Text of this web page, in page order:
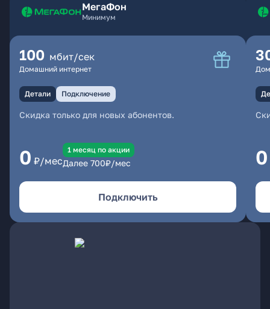
МегаФон
Минимум
100 мбит/сек
Домашний интернет
Детали Подключение
Скидка только для новых абонентов.
0 ₽/мес
1 месяц по акции
Далее 700₽/мес
Подключить
0